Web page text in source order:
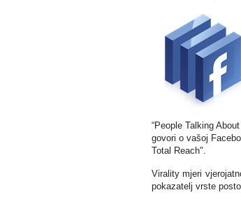
“People Talking
govori o vašoj
Total Reach".
Virality mjeri
pokazatelj vrste